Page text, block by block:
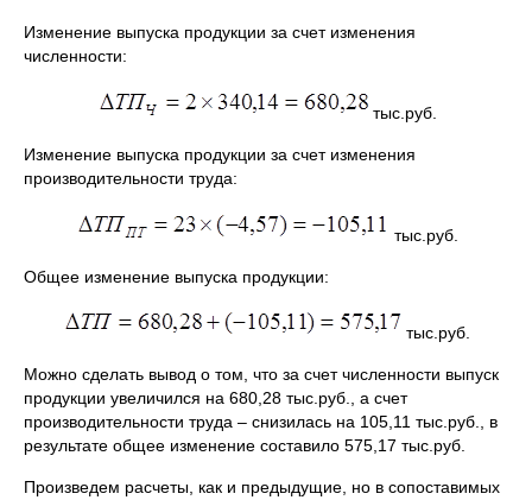
Изменение выпуска продукции за счет изменения
численности:
тыс.руб.
Изменение выпуска продукции за счет изменения
производительности труда:
тыс.руб.
Общее изменение выпуска продукции:
тыс.руб.
Можно сделать вывод о том, что за счет численности выпуск
продукции увеличился на 680,28 тыс.руб., а счет
производительности труда – снизилась на 105,11 тыс.руб., в
результате общее изменение составило 575,17 тыс.руб.
Произведем расчеты, как и предыдущие, но в сопоставимых